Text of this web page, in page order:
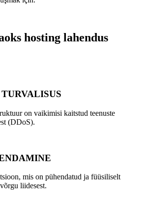
hosting lahendus
on vaikimisi kaitstud teenuste
(DDoS).
mis on pühendatud ja füüsiliselt
liidesest.